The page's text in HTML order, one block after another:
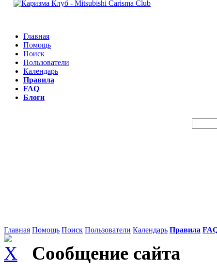
Главная
Помощь
Поиск
Пользователи
Календарь
Правила
FAQ
Блоги
Главная Помощь Поиск Пользователи Календарь Правила
Сообщение сайта